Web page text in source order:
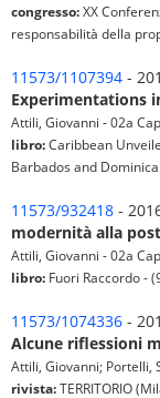
congresso:XX
responsabilità della
11573/1107394 -
Experimentations
Attili, Giovanni - 02a
libro:Caribbean
Barbados and
11573/932418 -
modernità alla
Attili, Giovanni - 02a
libro: Fuori Raccordo -
11573/1074336 -
Alcune riflessioni
Attili, Giovanni; Portelli,
rivista:TERRITORIO